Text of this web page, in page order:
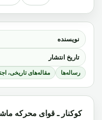
نویسنده
تاریخ انتشار
رساله‌ها مقاله‌های تاریخی،
کوکنار ـ قوای محرکه